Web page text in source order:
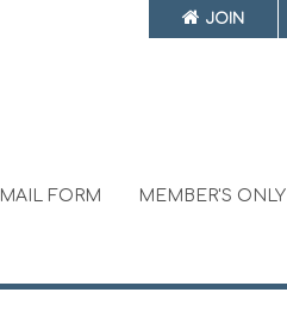
MAIL FORM MEMBER'S ONLY
JOIN